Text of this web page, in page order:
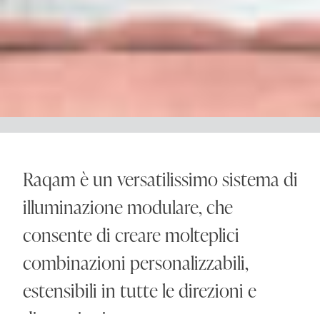
Raqam è un versatilissimo sistema di
illuminazione modulare, che
consente di creare molteplici
combinazioni personalizzabili,
estensibili in tutte le direzioni e